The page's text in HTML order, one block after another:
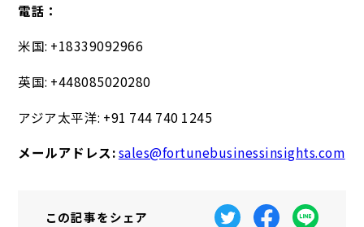
電話：
米国: +18339092966
英国: +448085020280
アジア太平洋: +91 744 740 1245
メールアドレス:sales@fortunebusinessinsights.com
この記事をシェア